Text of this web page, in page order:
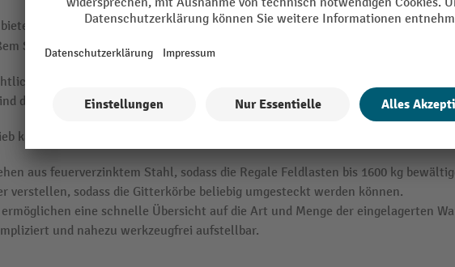
mit seinen einzelnen Gitterkörben vielseitige Nutzungsmöglichkeiten. Die
Stückgut. In der Werkstatt lagern Sie hier z. B. Rohrverbindungsstücke,
und leicht zugänglich verstaut werden kann, eignet sich ein
die Regale in unserem Onlineshop mit grob- oder feinmaschigen Körben
kaufen, profitieren Sie von diesen Vorteilen:
aus feuerverzinktem Stahl, sodass die Regale Feldlasten bis 1600 kg
verstellen, sodass die Gitterkörbe beliebig umgesteckt werden können.
eine schnelle Übersicht auf die Art und Menge der eingelagerten
und nahezu werkzeugfrei aufstellbar.